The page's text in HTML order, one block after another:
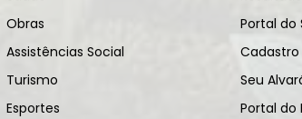
Obras
Assistências Social
Turismo
Esportes
Portal do
Seu
Portal do